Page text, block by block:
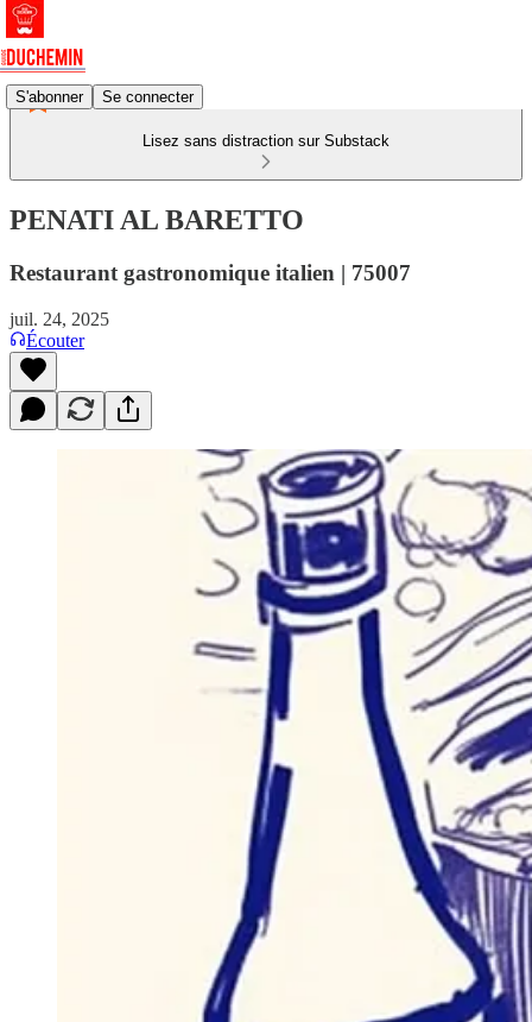
S'abonner Se connecter
Lisez sans distraction sur Substack
PENATI AL BARETTO
Restaurant gastronomique italien | 75007
juil. 24, 2025
Écouter